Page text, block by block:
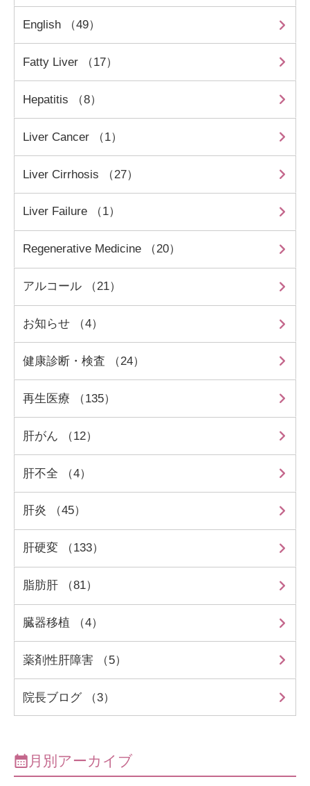
English （49）
Fatty Liver （17）
Hepatitis （8）
Liver Cancer （1）
Liver Cirrhosis （27）
Liver Failure （1）
Regenerative Medicine （20）
アルコール （21）
お知らせ （4）
健康診断・検査 （24）
再生医療 （135）
肝がん （12）
肝不全 （4）
肝炎 （45）
肝硬変 （133）
脂肪肝 （81）
臓器移植 （4）
薬剤性肝障害 （5）
院長ブログ （3）
月別アーカイブ